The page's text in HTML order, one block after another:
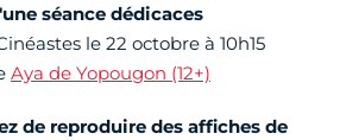
séance dédicaces
le 22 octobre à 10h15
Aya de Yopougon (12+)
de reproduire des affiches de